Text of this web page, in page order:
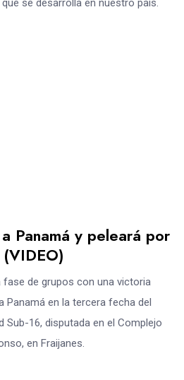
se desarrolla en nuestro país.
Panamá y peleará por
de grupos con una victoria
Panamá en la tercera fecha del
Sub-16, disputada en el Complejo
en Fraijanes.